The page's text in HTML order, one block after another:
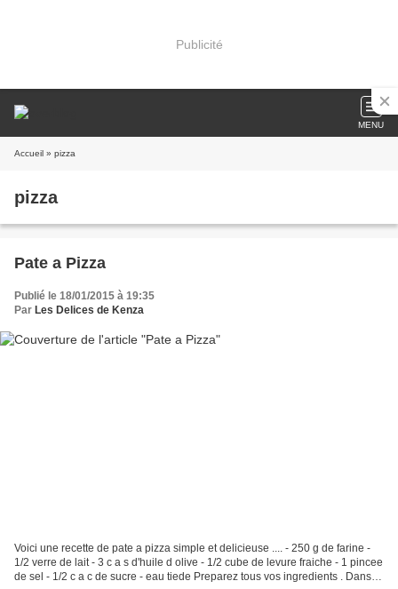
Publicité
MENU
Accueil » pizza
pizza
Pate a Pizza
Publié le 18/01/2015 à 19:35
Par Les Delices de Kenza
Voici une recette de pate a pizza simple et delicieuse .... - 250 g de farine -
1/2 verre de lait - 3 c a s d'huile d olive - 1/2 cube de levure fraiche - 1 pincee
de sel - 1/2 c a c de sucre - eau tiede Preparez tous vos ingredients . Dans